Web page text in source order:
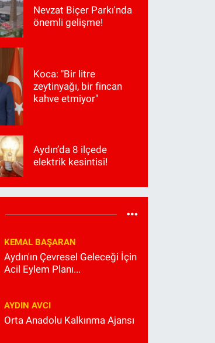
Nevzat Biçer Parkı'nda
önemli gelişme!
Koca: "Bir litre
zeytinyağı, bir fincan
kahve etmiyor"
Aydın’da 8 ilçede
elektrik kesintisi!
KEMAL BAŞARAN
Aydın'ın Çevresel Geleceği İçin
Acil Eylem Planı...
AYDIN AVCI
Orta Anadolu Kalkınma Ajansı